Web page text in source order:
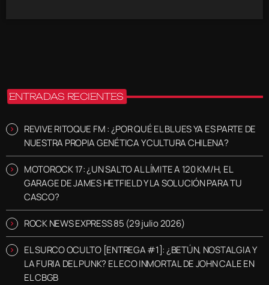
ENTRADAS RECIENTES
REVIVE RITOQUE FM : ¿POR QUÉ EL BLUES YA ES PARTE DE
NUESTRA PROPIA GENÉTICA Y CULTURA CHILENA?
MOTOROCK 17: ¿UN SALTO AL LÍMITE A 120 KM/H, EL
GARAGE DE JAMES HETFIELD Y LA SOLUCIÓN PARA TU
CASCO?
ROCK NEWS EXPRESS 85 (29 julio 2026)
EL SURCO OCULTO [ENTREGA #1]: ¿BETÚN, NOSTALGIA Y
LA FURIA DEL PUNK? EL ECO INMORTAL DE JOHN CALE EN
EL CBGB